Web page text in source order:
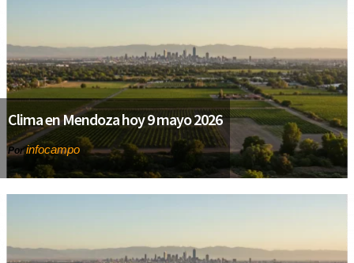
Clima en Mendoza hoy 9 mayo 2026
Porinfocampo